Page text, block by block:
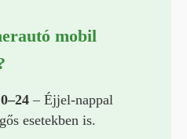
mobil
– Éjjel-nappal
esetekben is.